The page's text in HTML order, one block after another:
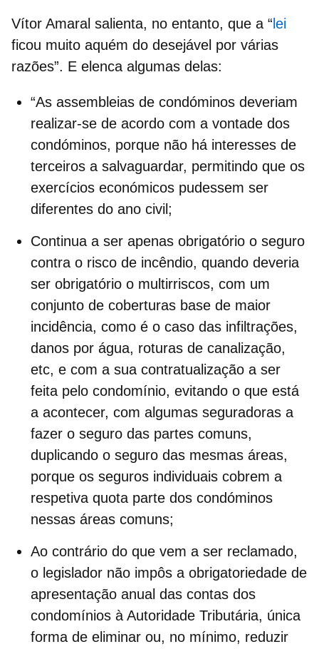
Vítor Amaral salienta, no entanto, que a “lei
ficou muito aquém do desejável por várias
razões”. E elenca algumas delas:
“As assembleias de condóminos deveriam
realizar-se de acordo com a vontade dos
condóminos, porque não há interesses de
terceiros a salvaguardar, permitindo que os
exercícios económicos pudessem ser
diferentes do ano civil;
Continua a ser apenas obrigatório o seguro
contra o risco de incêndio, quando deveria
ser obrigatório o multirriscos, com um
conjunto de coberturas base de maior
incidência, como é o caso das infiltrações,
danos por água, roturas de canalização,
etc, e com a sua contratualização a ser
feita pelo condomínio, evitando o que está
a acontecer, com algumas seguradoras a
fazer o seguro das partes comuns,
duplicando o seguro das mesmas áreas,
porque os seguros individuais cobrem a
respetiva quota parte dos condóminos
nessas áreas comuns;
Ao contrário do que vem a ser reclamado,
o legislador não impôs a obrigatoriedade de
apresentação anual das contas dos
condomínios à Autoridade Tributária, única
forma de eliminar ou, no mínimo, reduzir